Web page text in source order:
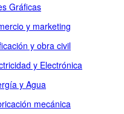
Gráficas
y marketing
y obra civil
y Electrónica
y Agua
mecánica